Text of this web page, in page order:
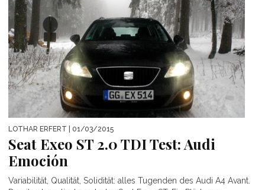
LOTHAR ERFERT | 01/03/2015
Seat Exeo ST 2.0 TDI Test: Audi
Emoción
Variabilität, Qualität, Solidität: alles Tugenden des Audi A4 Avant.